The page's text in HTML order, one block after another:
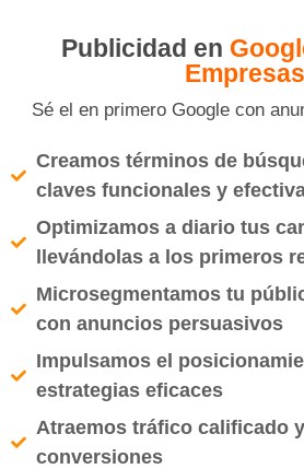
Publicidad en
Empresas
Sé el en primero Google con
Creamos términos de
claves funcionales y
Optimizamos a diario tus
llevándolas a los primeros
Microsegmentamos tu
con anuncios persuasivos
Impulsamos el
estrategias eficaces
Atraemos tráfico calificado
conversiones